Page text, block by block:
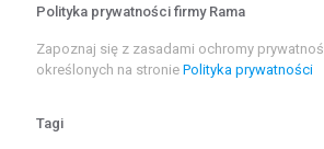
Polityka prywatności firmy Rama
Zapoznaj się z zasadami ochromy
określonych na stronie Polityka prywatności
Tagi